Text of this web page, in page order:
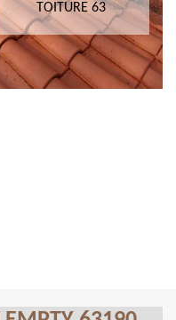
TOITURE 63